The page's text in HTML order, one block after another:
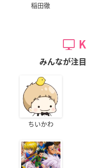
稲田徹
みんなが注
ちいかわ